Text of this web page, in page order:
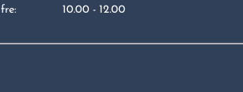
fre: 10.00 - 12.00